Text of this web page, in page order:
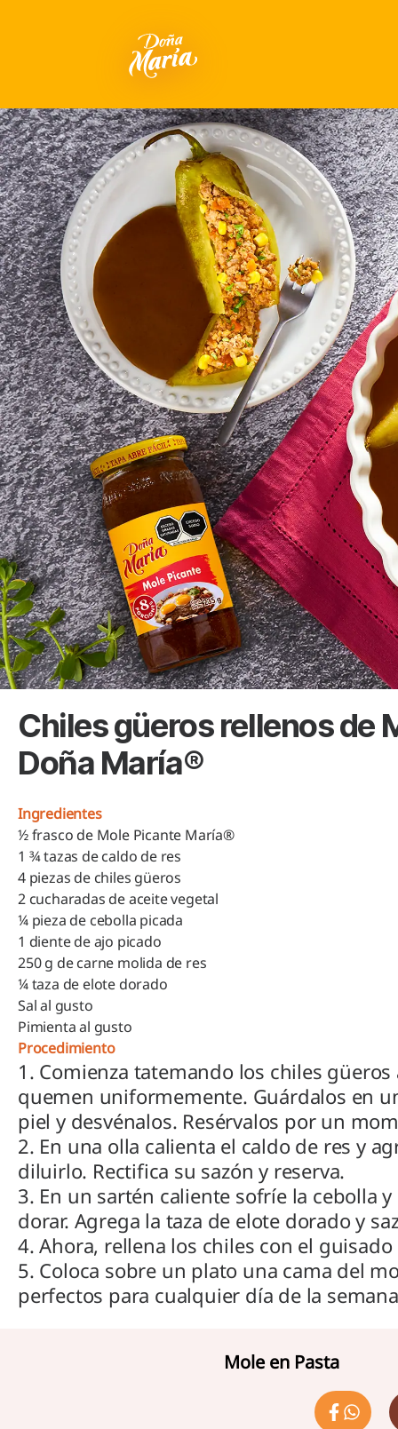
Chiles güeros rellenos de
Doña María®
Ingredientes
½ frasco de Mole Picante María®
1 ¾ tazas de caldo de res
4 piezas de chiles güeros
2 cucharadas de aceite vegetal
¼ pieza de cebolla picada
1 diente de ajo picado
250 g de carne molida de res
¼ taza de elote dorado
Sal al gusto
Pimienta al gusto
Procedimiento
1. Comienza tatemando los chiles
quemen uniformemente. Guárdalos en
piel y desvénalos. Resérvalos por un
2. En una olla calienta el caldo de res y
diluirlo. Rectifica su sazón y reserva.
3. En un sartén caliente sofríe la cebolla
dorar. Agrega la taza de elote dorado y
4. Ahora, rellena los chiles con el
5. Coloca sobre un plato una cama del
perfectos para cualquier día de la
Mole en Pasta